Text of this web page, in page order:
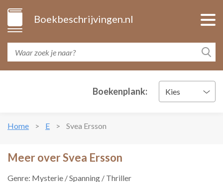
Boekbeschrijvingen.nl
Boekenplank: Kies
Home E Svea Ersson
Meer over Svea Ersson
Genre: Mysterie / Spanning / Thriller